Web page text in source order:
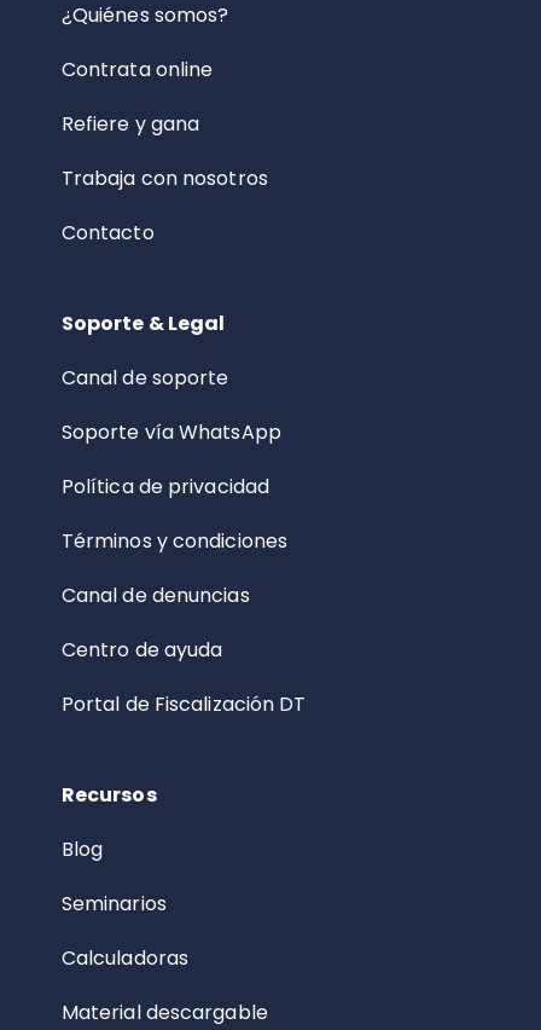
¿Quiénes somos?
Contrata online
Refiere y gana
Trabaja con nosotros
Contacto
Soporte & Legal
Canal de soporte
Soporte vía WhatsApp
Política de privacidad
Términos y condiciones
Canal de denuncias
Centro de ayuda
Portal de Fiscalización DT
Recursos
Blog
Seminarios
Calculadoras
Material descargable